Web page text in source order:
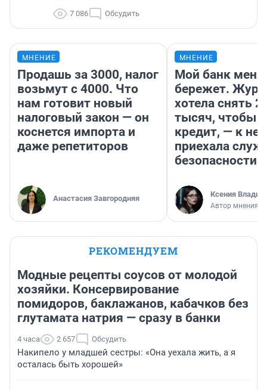
7 086 Обсудить
МНЕНИЕ
Продашь за 3000, налог
возьмут с 4000. Что
нам готовит новый
налоговый закон — он
коснется импорта и
даже репетиторов
Анастасия Завгородняя
МНЕНИЕ
Мой банк меня
бережет.
хотела снять
тысяч, чтобы
кредит, — к
приехала
безопасности
Ксения
Автор мнения
РЕКОМЕНДУЕМ
Модные рецепты соусов от молодой
хозяйки. Консервирование
помидоров, баклажанов, кабачков без
глутамата натрия — сразу в банки
4 часа 2 657 Обсудить
Накипело у младшей сестры: «Она уехала жить, а я
осталась быть хорошей»